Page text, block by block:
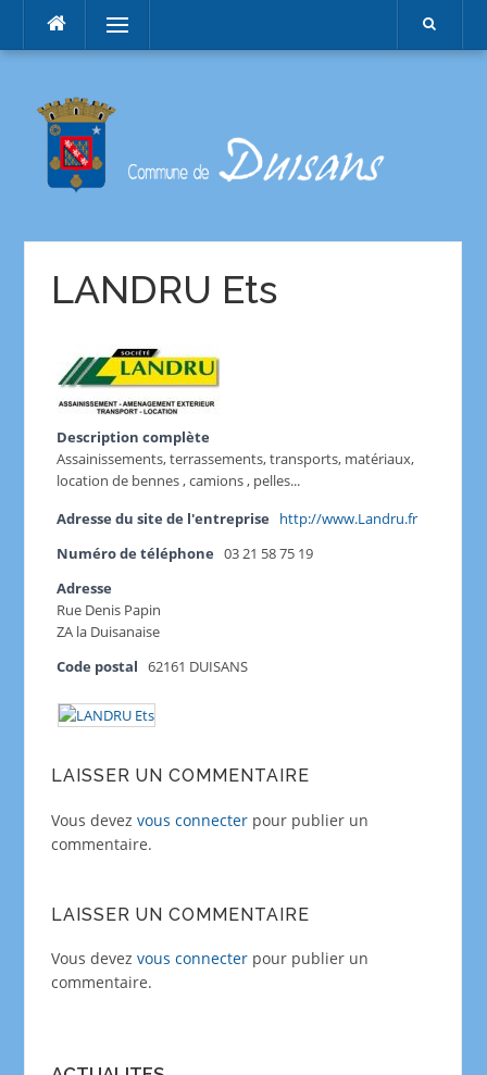
Menu
LANDRU Ets
Description complète
Assainissements, terrassements, transports, matériaux,
location de bennes , camions , pelles...
Adresse du site de l'entreprise
http://www.Landru.fr
Numéro de téléphone 03 21 58 75 19
Adresse
Rue Denis Papin
ZA la Duisanaise
Code postal 62161 DUISANS
LAISSER UN COMMENTAIRE
Vous devez vous connecterpour publier un
commentaire.
LAISSER UN COMMENTAIRE
Vous devez vous connecterpour publier un
commentaire.